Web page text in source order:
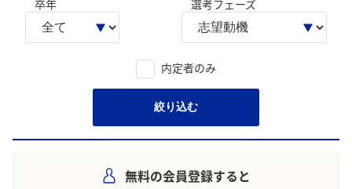
卒年
選考フェーズ
内定者のみ
絞り込む
無料の会員登録すると